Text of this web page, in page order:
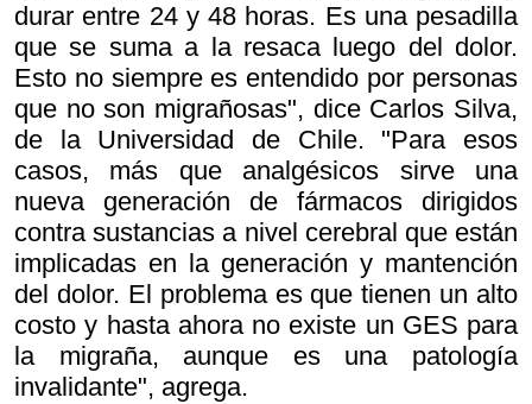
durar entre 24 y 48 horas. Es una pesadilla
que se suma a la resaca luego del dolor.
Esto no siempre es entendido por personas
que no son migrañosas", dice Carlos Silva,
de la Universidad de Chile. "Para esos
casos, más que analgésicos sirve una
nueva generación de fármacos dirigidos
contra sustancias a nivel cerebral que están
implicadas en la generación y mantención
del dolor. El problema es que tienen un alto
costo y hasta ahora no existe un GES para
la migraña, aunque es una patología
invalidante", agrega.